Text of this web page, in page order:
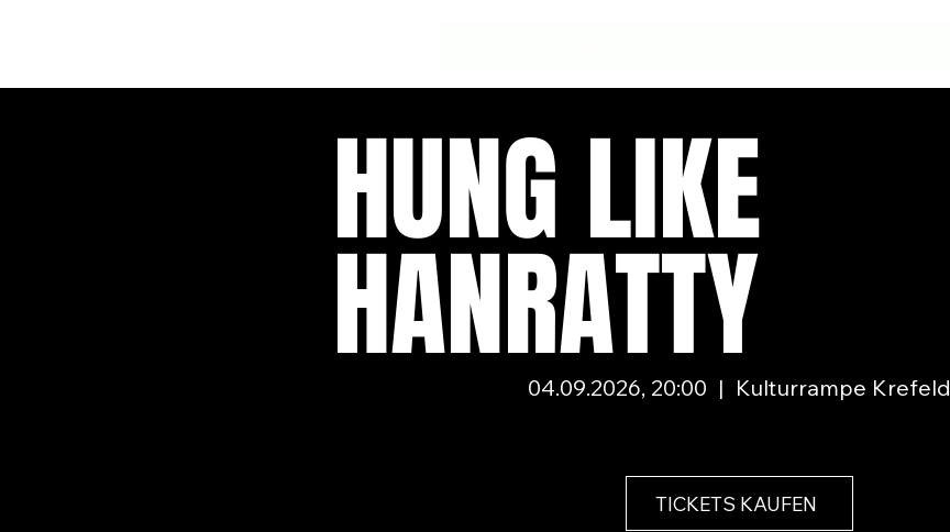
HUNG LIKE
HANRATTY
04.09.2026, 20:00 | Kulturrampe Krefeld
TICKETS KAUFEN